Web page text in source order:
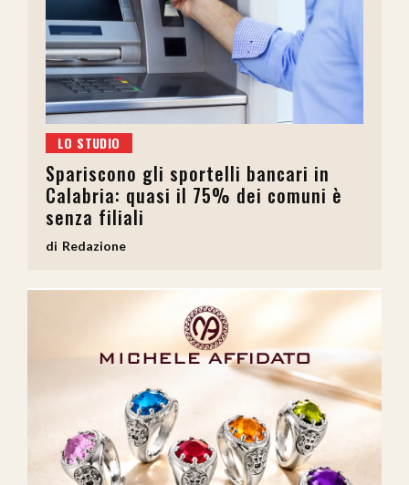
LO STUDIO
Spariscono gli sportelli bancari in
Calabria: quasi il 75% dei comuni è
senza filiali
Redazione